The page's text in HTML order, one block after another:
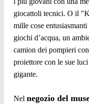
giocattoli tecnici. O il
mille cose
giochi d’acqua, un
camion dei pompieri
proiettore con le sue
gigante.
Nel negozio del